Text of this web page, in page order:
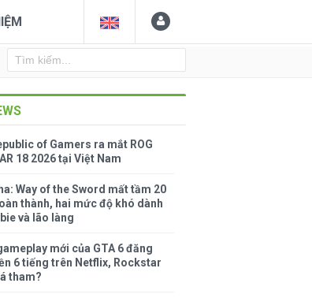
of Gamers ra mắt ROG
18 2026 tại Việt Nam
Way of the Sword mất tầm 20
thành, hai mức độ khó dành
và lão làng
mới của GTA 6 đăng
6 tiếng trên Netflix, Rockstar
tham?